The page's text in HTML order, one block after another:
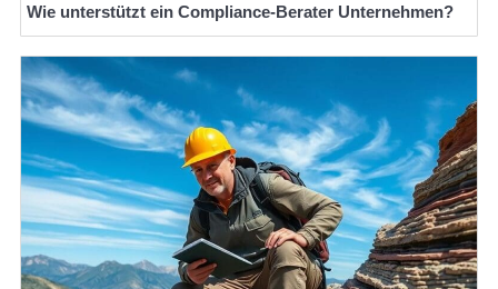
Wie unterstützt ein Compliance-Berater Unternehmen?